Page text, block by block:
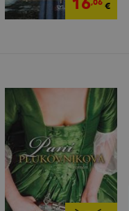
16 €